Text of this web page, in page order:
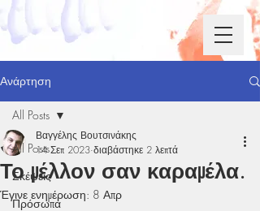
Ανάρτηση
All Posts
Σκέψεις
Πρόσωπα
All Posts
Το μέλλον σαν καραμέλα.
Βαγγέλης Βουτσινάκης
14 Σεπ 2023 διαβάστηκε 2 λεπτά
Έγινε ενημέρωση: 8 Απρ